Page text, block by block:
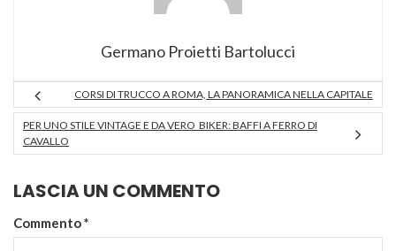
Germano Proietti Bartolucci
CORSI DI TRUCCO A ROMA, LA PANORAMICA NELLA CAPITALE
PER UNO STILE VINTAGE E DA VERO BIKER: BAFFI A FERRO DI
CAVALLO
LASCIA UN COMMENTO
Commento*